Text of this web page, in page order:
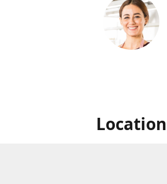
Location